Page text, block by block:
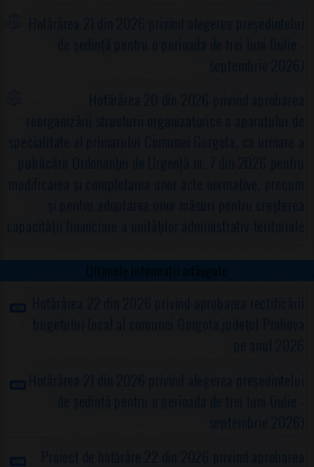
Hotărârea 21 din 2026 privind alegerea preşedintelui
de şedinţă pentru o perioada de trei luni (iulie -
septembrie 2026)
Hotărârea 20 din 2026 privind aprobarea
reorganizării structurii organizatorice a aparatului de
specialitate al primarului Comunei Gorgota, ca urmare a
publicării Ordonanţei de Urgență nr. 7 din 2026 pentru
modificarea şi completarea unor acte normative, precum
şi pentru adoptarea unor măsuri pentru creşterea
capacităţii financiare a unităţilor administrativ-teritoriale
Ultimele informații adăugate
Hotărârea 22 din 2026 privind aprobarea rectificării
bugetului local al comunei Gorgota,judeţul Prahova
pe anul 2026
Hotărârea 21 din 2026 privind alegerea preşedintelui
de şedinţă pentru o perioada de trei luni (iulie -
septembrie 2026)
Proiect de hotărâre 22 din 2026 privind aprobarea